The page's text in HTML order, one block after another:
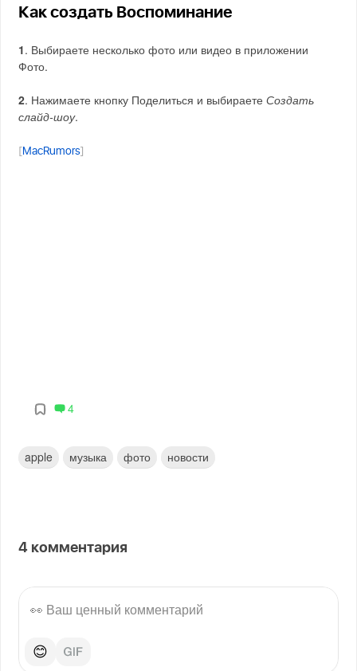
Как создать Воспоминание
1. Выбираете несколько фото или видео в приложении
Фото.
2. Нажимаете кнопку Поделиться и выбираетеСоздать
слайд-шоу.
MacRumors
4
apple музыка фото новости
4 комментария
😊